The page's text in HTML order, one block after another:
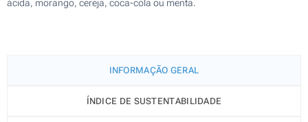
ácida, morango, cereja, coca-cola ou menta.
INFORMAÇÃO GERAL
ÍNDICE DE SUSTENTABILIDADE